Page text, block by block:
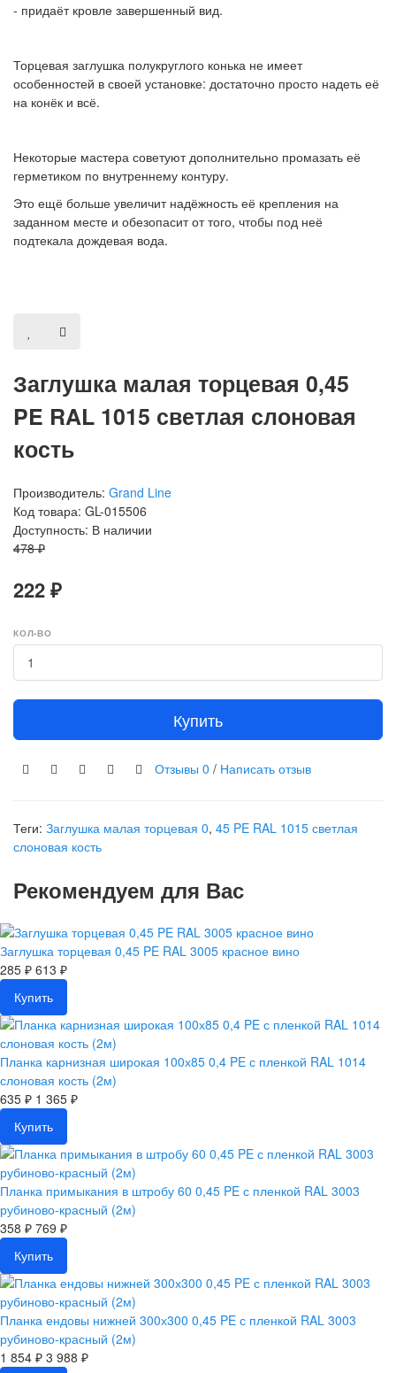
- придаёт кровле завершенный вид.
Торцевая заглушка полукруглого конька не имеет
особенностей в своей установке: достаточно просто надеть её
на конёк и всё.
Некоторые мастера советуют дополнительно промазать её
герметиком по внутреннему контуру.
Это ещё больше увеличит надёжность её крепления на
заданном месте и обезопасит от того, чтобы под неё
подтекала дождевая вода.
Заглушка малая торцевая 0,45
PE RAL 1015 светлая слоновая
кость
Производитель: Grand Line
Код товара: GL-015506
Доступность: В наличии
478 ₽
222 ₽
КОЛ-ВО
Купить
Отзывы 0 / Написать отзыв
Теги: Заглушка малая торцевая 0, 45 PE RAL 1015 светлая
слоновая кость
Рекомендуем для Вас
Заглушка торцевая 0,45 PE RAL 3005 красное вино
285 ₽ 613 ₽
Купить
Планка карнизная широкая 100х85 0,4 PE с пленкой RAL 1014
слоновая кость (2м)
635 ₽ 1 365 ₽
Купить
Планка примыкания в штробу 60 0,45 PE с пленкой RAL 3003
рубиново-красный (2м)
358 ₽ 769 ₽
Купить
Планка ендовы нижней 300х300 0,45 PE с пленкой RAL 3003
рубиново-красный (2м)
1 854 ₽ 3 988 ₽